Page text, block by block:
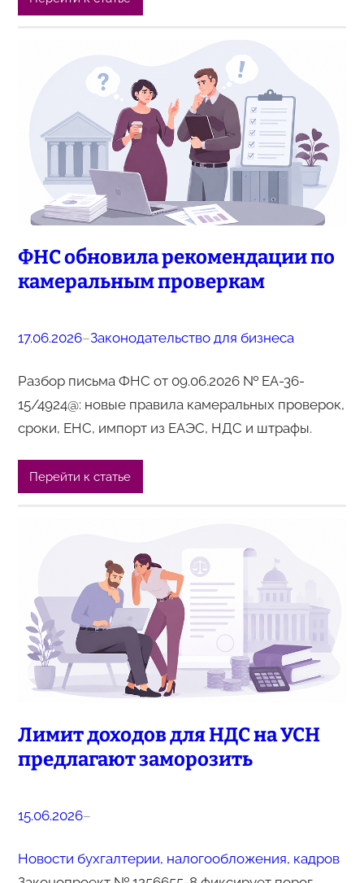
ФНС обновила рекомендации по
камеральным проверкам
17.06.2026–Законодательство для бизнеса
Разбор письма ФНС от 09.06.2026 № ЕА-36-
15/4924@: новые правила камеральных проверок,
сроки, ЕНС, импорт из ЕАЭС, НДС и штрафы.
Перейти к статье
Лимит доходов для НДС на УСН
предлагают заморозить
15.06.2026–
Новости бухгалтерии, налогообложения, кадров